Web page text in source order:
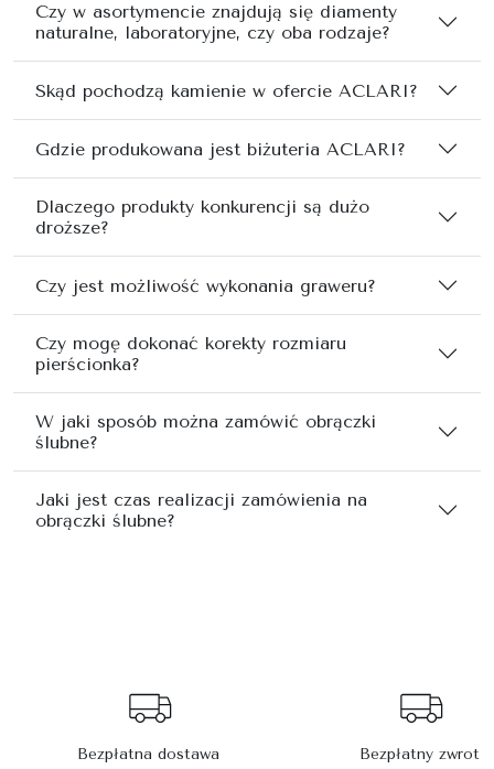
Czy w asortymencie znajdują się diamenty
naturalne, laboratoryjne, czy oba rodzaje?
Skąd pochodzą kamienie w ofercie ACLARI?
Gdzie produkowana jest biżuteria ACLARI?
Dlaczego produkty konkurencji są dużo
droższe?
Czy jest możliwość wykonania graweru?
Czy mogę dokonać korekty rozmiaru
pierścionka?
W jaki sposób można zamówić obrączki
ślubne?
Jaki jest czas realizacji zamówienia na
obrączki ślubne?
Bezpłatna dostawa
Bezpłatny zwrot